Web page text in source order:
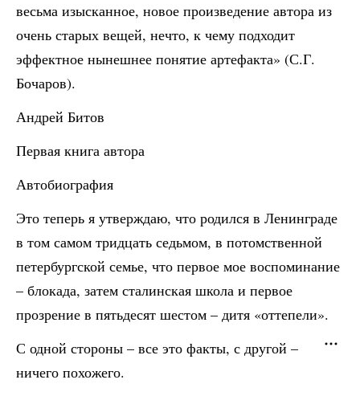
весьма изысканное, новое произведение автора из
очень старых вещей, нечто, к чему подходит
эффектное нынешнее понятие артефакта» (С.Г.
Бочаров).
Андрей Битов
Первая книга автора
Автобиография
Это теперь я утверждаю, что родился в Ленинграде
в том самом тридцать седьмом, в потомственной
петербургской семье, что первое мое воспоминание
– блокада, затем сталинская школа и первое
прозрение в пятьдесят шестом – дитя «оттепели».
С одной стороны – все это факты, с другой –
ничего похожего.